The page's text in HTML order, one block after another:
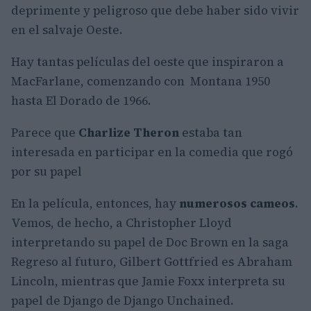
deprimente y peligroso que debe haber sido vivir
en el salvaje Oeste.
Hay tantas películas del oeste que inspiraron a
MacFarlane, comenzando con Montana 1950
hasta El Dorado de 1966.
Parece que Charlize Theron estaba tan
interesada en participar en la comedia que rogó
por su papel
En la película, entonces, hay numerosos cameos.
Vemos, de hecho, a Christopher Lloyd
interpretando su papel de Doc Brown en la saga
Regreso al futuro, Gilbert Gottfried es Abraham
Lincoln, mientras que Jamie Foxx interpreta su
papel de Django de Django Unchained.